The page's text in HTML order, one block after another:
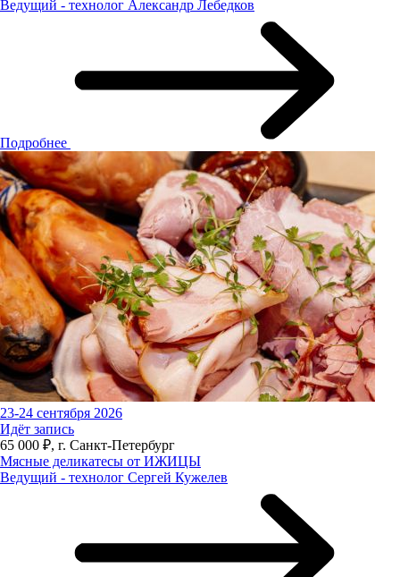
Ведущий - технолог Александр Лебедков
Подробнее
23-24 сентября 2026
Идёт запись
65 000 ₽, г. Санкт-Петербург
Мясные деликатесы от ИЖИЦЫ
Ведущий - технолог Сергей Кужелев